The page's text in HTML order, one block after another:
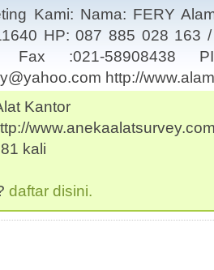
Kami: Nama: FERY
HP: 087 885 028 163
Fax :021-
http://
Kantor
kali
daftar disini.